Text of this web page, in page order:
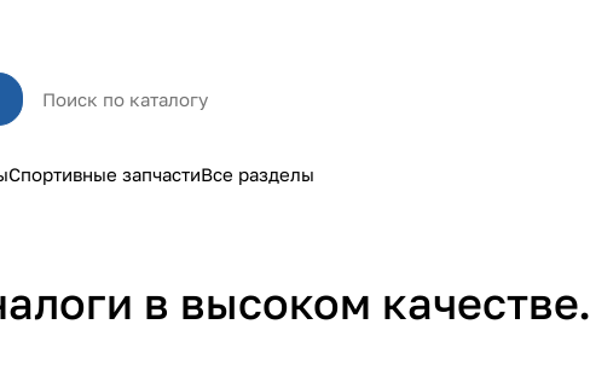
Спортивные запчастиВсе разделы
в высоком качестве.